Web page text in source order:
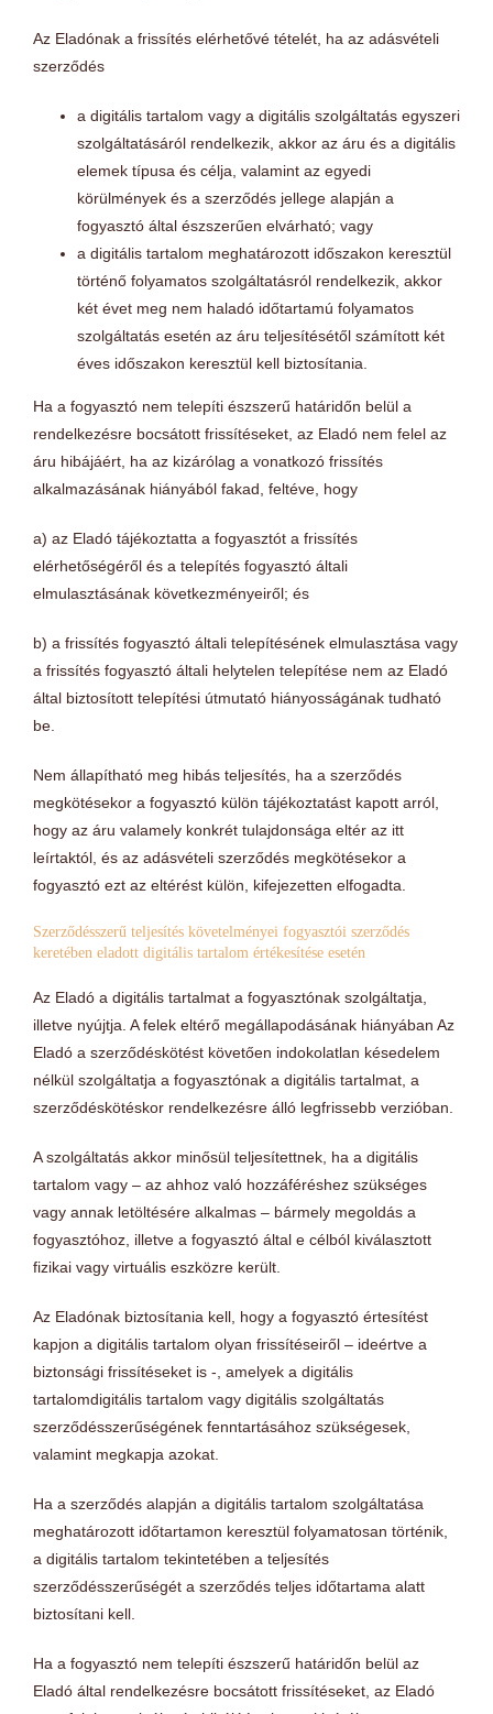
Az Eladónak a frissítés elérhetővé tételét, ha az adásvételi
szerződés
a digitális tartalom vagy a digitális szolgáltatás egyszeri
szolgáltatásáról rendelkezik, akkor az áru és a digitális
elemek típusa és célja, valamint az egyedi
körülmények és a szerződés jellege alapján a
fogyasztó által észszerűen elvárható; vagy
a digitális tartalom meghatározott időszakon keresztül
történő folyamatos szolgáltatásról rendelkezik, akkor
két évet meg nem haladó időtartamú folyamatos
szolgáltatás esetén az áru teljesítésétől számított két
éves időszakon keresztül kell biztosítania.
Ha a fogyasztó nem telepíti észszerű határidőn belül a
rendelkezésre bocsátott frissítéseket, az Eladó nem felel az
áru hibájáért, ha az kizárólag a vonatkozó frissítés
alkalmazásának hiányából fakad, feltéve, hogy
a) az Eladó tájékoztatta a fogyasztót a frissítés
elérhetőségéről és a telepítés fogyasztó általi
elmulasztásának következményeiről; és
b) a frissítés fogyasztó általi telepítésének elmulasztása vagy
a frissítés fogyasztó általi helytelen telepítése nem az Eladó
által biztosított telepítési útmutató hiányosságának tudható
be.
Nem állapítható meg hibás teljesítés, ha a szerződés
megkötésekor a fogyasztó külön tájékoztatást kapott arról,
hogy az áru valamely konkrét tulajdonsága eltér az itt
leírtaktól, és az adásvételi szerződés megkötésekor a
fogyasztó ezt az eltérést külön, kifejezetten elfogadta.
Szerződésszerű teljesítés követelményei fogyasztói szerződés
keretében eladott digitális tartalom értékesítése esetén
Az Eladó a digitális tartalmat a fogyasztónak szolgáltatja,
illetve nyújtja. A felek eltérő megállapodásának hiányában Az
Eladó a szerződéskötést követően indokolatlan késedelem
nélkül szolgáltatja a fogyasztónak a digitális tartalmat, a
szerződéskötéskor rendelkezésre álló legfrissebb verzióban.
A szolgáltatás akkor minősül teljesítettnek, ha a digitális
tartalom vagy – az ahhoz való hozzáféréshez szükséges
vagy annak letöltésére alkalmas – bármely megoldás a
fogyasztóhoz, illetve a fogyasztó által e célból kiválasztott
fizikai vagy virtuális eszközre került.
Az Eladónak biztosítania kell, hogy a fogyasztó értesítést
kapjon a digitális tartalom olyan frissítéseiről – ideértve a
biztonsági frissítéseket is -, amelyek a digitális
tartalomdigitális tartalom vagy digitális szolgáltatás
szerződésszerűségének fenntartásához szükségesek,
valamint megkapja azokat.
Ha a szerződés alapján a digitális tartalom szolgáltatása
meghatározott időtartamon keresztül folyamatosan történik,
a digitális tartalom tekintetében a teljesítés
szerződésszerűségét a szerződés teljes időtartama alatt
biztosítani kell.
Ha a fogyasztó nem telepíti észszerű határidőn belül az
Eladó által rendelkezésre bocsátott frissítéseket, az Eladó